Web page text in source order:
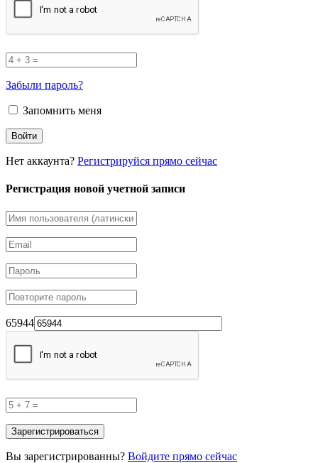
Забыли пароль?
Запомнить меня
Нет аккаунта? Регистрируйся прямо сейчас
Регистрация новой учетной записи
65944
Вы зарегистрированны? Войдите прямо сейчас